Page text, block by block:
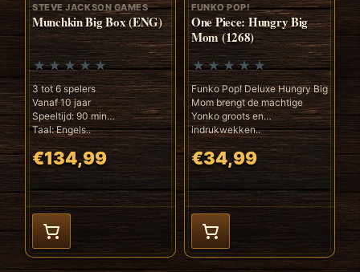
STEVE JACKSON GAMES
Munchkin Big Box (ENG)
3 tot 6 spelers
Vanaf 10 jaar
Speeltijd: 90 min
Taal: Engels..
€134,99
FUNKO POP!
One Piece: Hungry Big
Mom (1268)
Funko Pop! Deluxe Hungry Big
Mom brengt de machtige
Yonko groots en
indrukwekken..
€34,99